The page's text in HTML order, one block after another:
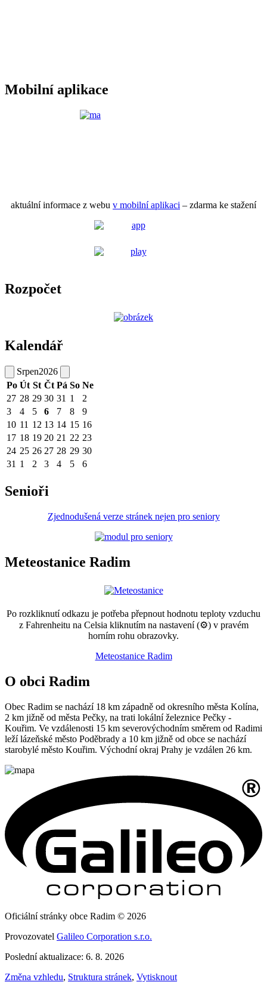
Mobilní aplikace
aktuální informace z webu v mobilní aplikaci – zdarma ke stažení
Rozpočet
Kalendář
Srpen2026
Po Út St Čt Pá So Ne
27 28 29 30 31 1
2
3
4 5 6 7 8
9
10 11 12 13 14 15 16
17 18 19 20 21 22 23
24 25 26 27 28 29 30
31 1 2 3 4 5 6
Senioři
Zjednodušená verze stránek nejen pro seniory
Meteostanice Radim
Po rozkliknutí odkazu je potřeba přepnout hodnotu teploty vzduchu
z Fahrenheitu na Celsia kliknutím na nastavení (⚙) v pravém
horním rohu obrazovky.
Meteostanice Radim
O obci Radim
Obec Radim se nachází 18 km západně od okresního města Kolína,
2 km jižně od města Pečky, na trati lokální železnice Pečky -
Kouřim. Ve vzdálenosti 15 km severovýchodním směrem od Radimi
leží lázeňské město Poděbrady a 10 km jižně od obce se nachází
starobylé město Kouřim. Východní okraj Prahy je vzdálen 26 km.
Oficiální stránky obce Radim © 2026
Provozovatel Galileo Corporation s.r.o.
Poslední aktualizace: 6. 8. 2026
Změna vzhledu, Struktura stránek, Vytisknout